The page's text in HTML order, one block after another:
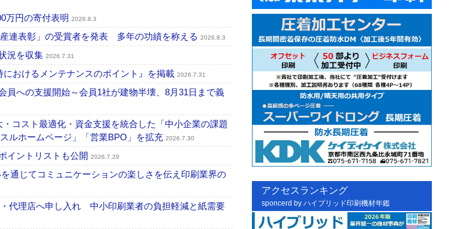
万円の寄付表明 2026.8.3
連表彰」の受賞者を発表 多年の功績を称える 2026.8.3
況を収集 2026.7.31
おけるメンテナンスのポイント』を掲載 2026.7.31
員への支援開始～会員1社が建物半壊、8月31日まで義
スト最適化・資金支援を統合した「中小企業の課題
ルホームページ」「営業BPO」を拡充 2026.7.30
イントリストも公開 2026.7.29
じてコミュニケーションの楽しさを伝え印刷業界の
代理店へ申し入れ 中小印刷業者の負担軽減と紙需要
アクセスランキング
sponcerd by ハイブリッド印刷機材年鑑